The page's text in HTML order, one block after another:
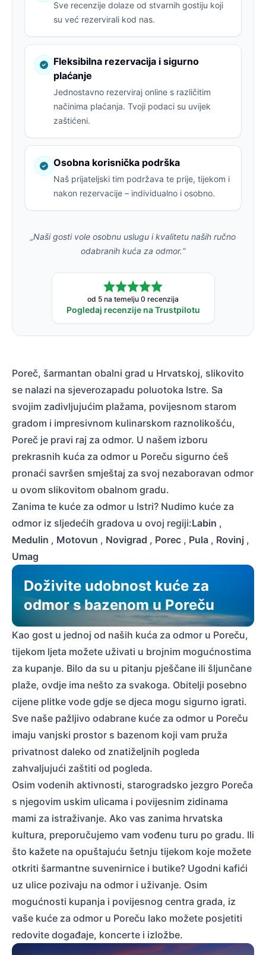
Sve recenzije dolaze od stvarnih gostiju koji
su već rezervirali kod nas.
Fleksibilna rezervacija i sigurno
plaćanje
Jednostavno rezerviraj online s različitim
načinima plaćanja. Tvoji podaci su uvijek
zaštićeni.
Osobna korisnička podrška
Naš prijateljski tim podržava te prije, tijekom i
nakon rezervacije – individualno i osobno.
„Naši gosti vole osobnu uslugu i kvalitetu naših ručno
odabranih kuća za odmor.“
od 5 na temelju 0 recenzija
Pogledaj recenzije na Trustpilotu
Poreč, šarmantan obalni grad u Hrvatskoj, slikovito
se nalazi na sjeverozapadu poluotoka Istre. Sa
svojim zadivljujućim plažama, povijesnom starom
gradom i impresivnom kulinarskom raznolikošću,
Poreč je pravi raj za odmor. U našem izboru
prekrasnih kuća za odmor u Poreču sigurno ćeš
pronaći savršen smještaj za svoj nezaboravan odmor
u ovom slikovitom obalnom gradu.
Zanima te kuće za odmor u Istri? Nudimo kuće za
odmor iz sljedećih gradova u ovoj regiji:Labin ,
Medulin , Motovun , Novigrad , Porec , Pula , Rovinj ,
Umag
Doživite udobnost kuće za
odmor s bazenom u Poreču
Kao gost u jednoj od naših kuća za odmor u Poreču,
tijekom ljeta možete uživati u brojnim mogućnostima
za kupanje. Bilo da su u pitanju pješčane ili šljunčane
plaže, ovdje ima nešto za svakoga. Obitelji posebno
cijene plitke vode gdje se djeca mogu sigurno igrati.
Sve naše pažljivo odabrane kuće za odmor u Poreču
imaju vanjski prostor s bazenom koji vam pruža
privatnost daleko od znatiželjnih pogleda
zahvaljujući zaštiti od pogleda.
Osim vodenih aktivnosti, starogradsko jezgro Poreča
s njegovim uskim ulicama i povijesnim zidinama
mami za istraživanje. Ako vas zanima hrvatska
kultura, preporučujemo vam vođenu turu po gradu. Ili
što kažete na opuštajuću šetnju tijekom koje možete
otkriti šarmantne suvenirnice i butike? Ugodni kafići
uz ulice pozivaju na odmor i uživanje. Osim
mogućnosti kupanja i povijesnog centra grada, iz
vaše kuće za odmor u Poreču lako možete posjetiti
redovite događaje, koncerte i izložbe.